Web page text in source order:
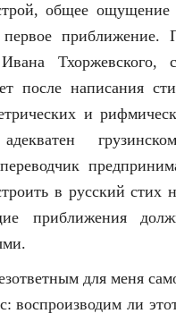
общее ощущение
приближение.
Тхоржевского,
после написания
и
в русский стих
приближения
для меня
воспроизводим ли